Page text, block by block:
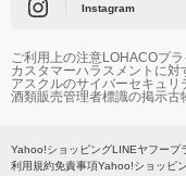
Instagram
ご利用上の注意LOHACOプ
カスタマーハラスメントに対
アスクルのサイバーセキュリ
酒類販売管理者標識の掲示古
Yahoo!ショッピングLINEヤフープ
利用規約免責事項Yahoo!ショッピ